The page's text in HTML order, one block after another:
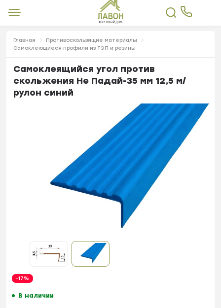
Главная
Противоскользящие материалы
Самоклеющиеся профили из ТЭП и резины
Самоклеящийся угол против
скольжения Не Падай-35 мм 12,5 м/
рулон синий
-17%
В наличии